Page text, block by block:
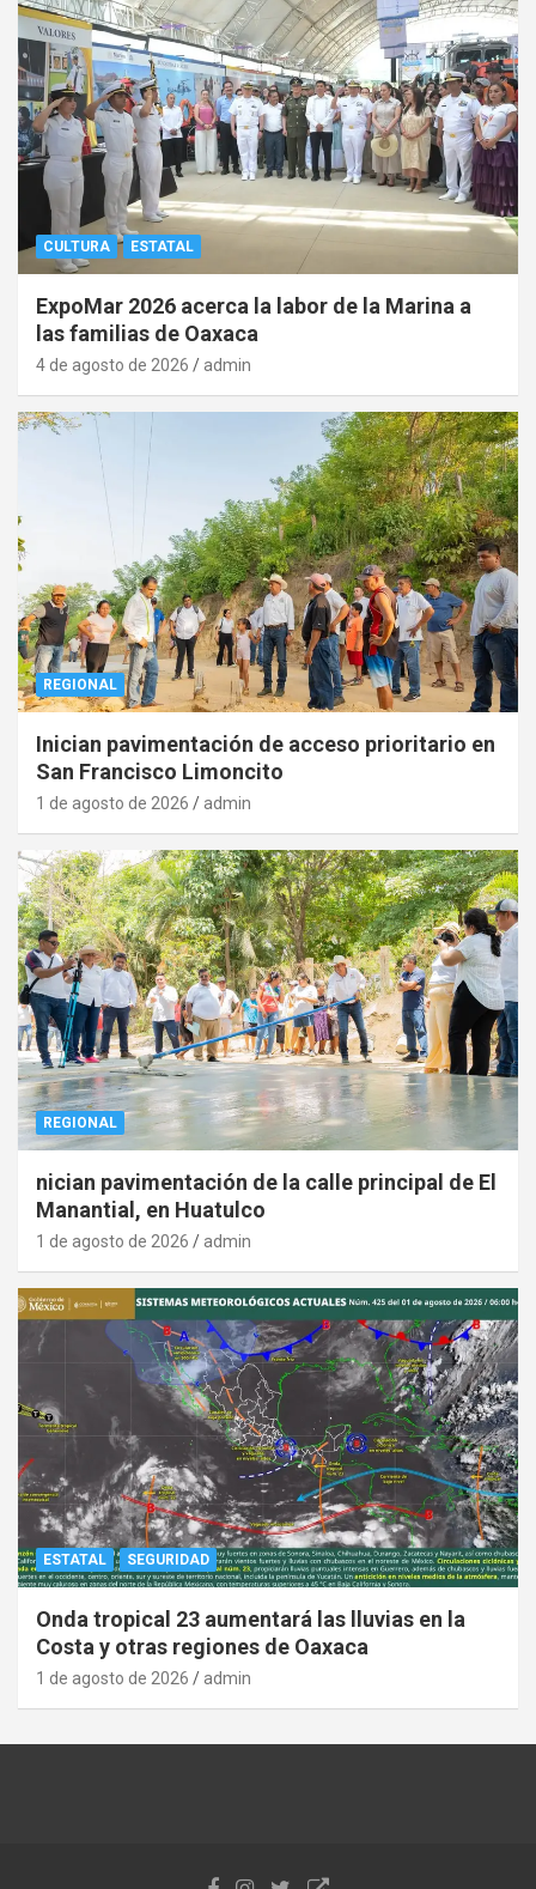
CULTURA ESTATAL
ExpoMar 2026 acerca la labor de la Marina a
las familias de Oaxaca
4 de agosto de 2026 admin
REGIONAL
Inician pavimentación de acceso prioritario en
San Francisco Limoncito
1 de agosto de 2026 admin
REGIONAL
nician pavimentación de la calle principal de El
Manantial, en Huatulco
1 de agosto de 2026 admin
ESTATAL SEGURIDAD
Onda tropical 23 aumentará las lluvias en la
Costa y otras regiones de Oaxaca
1 de agosto de 2026 admin